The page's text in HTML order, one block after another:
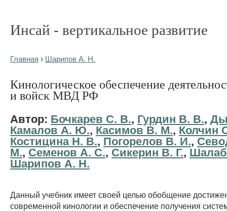
Инсай - вертикальное развитие
Главная › Шарипов А. Н.
Кинологическое обеспечение
и войск МВД РФ
Автор: Бочкарев С. В., Гурдин В. В.,
Камалов А. Ю., Касимов В. М., Колчин
Костицина Н. В., Погорелов В. И.,
М., Семенов А. С., Сикерин В. Г.,
Шарипов А. Н.
Данный учебник имеет своей целью обобщение
современной кинологии и обеспечение получения